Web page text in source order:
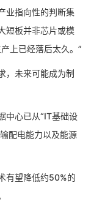
业指向性的判断集
短板并非芯片或模
上已经落后太久。”
，未来可能成为制
中心已从“IT基础设
配电能力以及能源
有望降低约50%的